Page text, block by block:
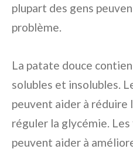
plupart des gens
problème.
La patate douce
solubles et insolubles.
peuvent aider à réduire
réguler la glycémie.
peuvent aider à